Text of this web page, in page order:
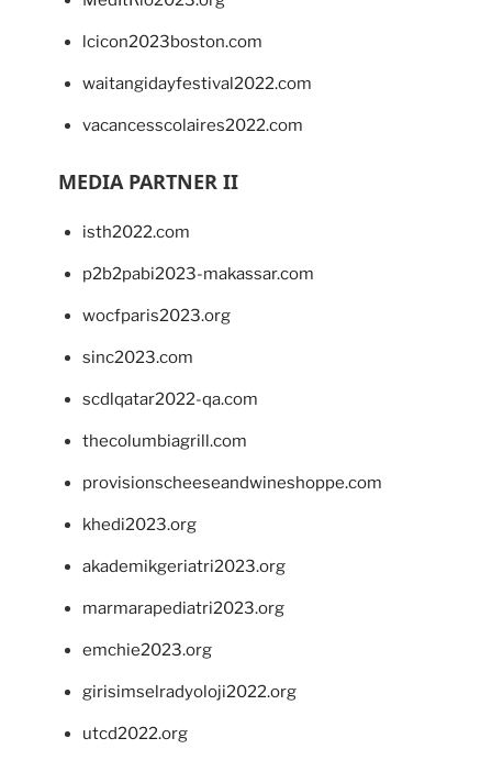
lcicon2023boston.com
waitangidayfestival2022.com
vacancesscolaires2022.com
MEDIA PARTNER II
isth2022.com
p2b2pabi2023-makassar.com
wocfparis2023.org
sinc2023.com
scdlqatar2022-qa.com
thecolumbiagrill.com
provisionscheeseandwineshoppe.com
khedi2023.org
akademikgeriatri2023.org
marmarapediatri2023.org
emchie2023.org
girisimselradyoloji2022.org
utcd2022.org